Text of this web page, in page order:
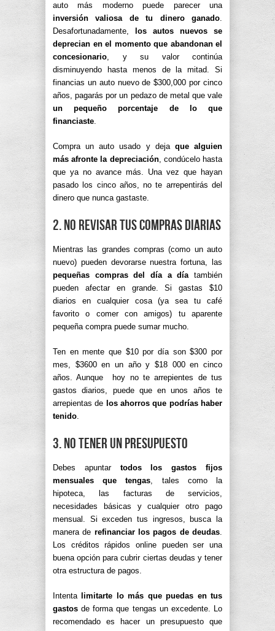
auto más moderno puede parecer una
inversión valiosa de tu dinero ganado.
Desafortunadamente,
los autos nuevos se
deprecian en el momento que abandonan el
concesionario, y su valor continúa
disminuyendo hasta menos de la mitad. Si
financias un auto nuevo de $300,000 por cinco
años, pagarás por un pedazo de metal que vale
un pequeño porcentaje de lo que
financiaste.
Compra un auto usado y deja que alguien
más afronte la depreciación, condúcelo hasta
que ya no avance más. Una vez que hayan
pasado los cinco años, no te arrepentirás del
dinero que nunca gastaste.
2. No revisar tus compras diarias
Mientras las grandes compras (como un auto
nuevo) pueden devorarse nuestra fortuna, las
pequeñas compras del día a díatambién
pueden afectar en grande. Si gastas $10
diarios en cualquier cosa (ya sea tu café
favorito o comer con amigos) tu aparente
pequeña compra puede sumar mucho.
Ten en mente que $10 por día son $300 por
mes, $3600 en un año y $18 000 en cinco
años. Aunque hoy no te arrepientes de tus
gastos diarios, puede que en unos años te
arrepientas de los ahorros que podrías haber
tenido.
3. No tener un presupuesto
Debes apuntar todos los gastos fijos
mensuales que tengas, tales como la
hipoteca, las facturas de servicios,
necesidades básicas y cualquier otro pago
mensual. Si exceden tus ingresos, busca la
manera de refinanciar los pagos de deudas.
Los créditos rápidos online pueden ser una
buena opción para cubrir ciertas deudas y tener
otra estructura de pagos.
Intenta limitarte lo más que puedas en tus
gastos de forma que tengas un excedente. Lo
recomendado es hacer un presupuesto que